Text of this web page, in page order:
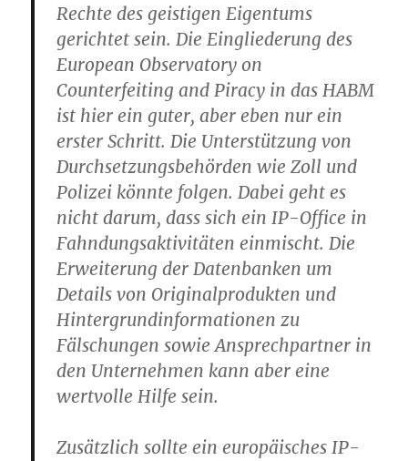
Rechte des geistigen Eigentums
gerichtet sein. Die Eingliederung des
European Observatory on
Counterfeiting and Piracy in das HABM
ist hier ein guter, aber eben nur ein
erster Schritt. Die Unterstützung von
Durchsetzungsbehörden wie Zoll und
Polizei könnte folgen. Dabei geht es
nicht darum, dass sich ein IP-Office in
Fahndungsaktivitäten einmischt. Die
Erweiterung der Datenbanken um
Details von Originalprodukten und
Hintergrundinformationen zu
Fälschungen sowie Ansprechpartner in
den Unternehmen kann aber eine
wertvolle Hilfe sein.
Zusätzlich sollte ein europäisches IP-